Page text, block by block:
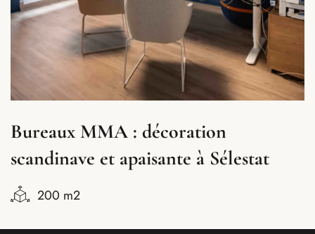
Bureaux MMA : décoration
scandinave et apaisante à Sélestat
200 m2